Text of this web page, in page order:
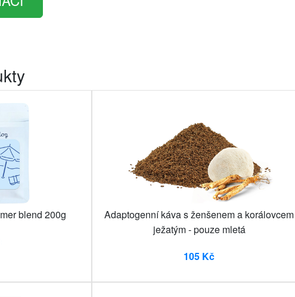
blend 200g
Adaptogenní káva s ženšenem a korálovcem
ježatým - pouze mletá
105 Kč